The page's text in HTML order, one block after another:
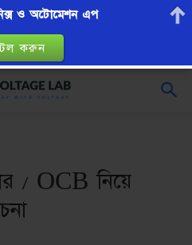
/ OCB নিয়ে
ও অটোমেশন এপ
করুন